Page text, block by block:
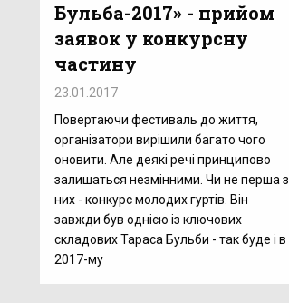
Бульба-2017» - прийом
заявок у конкурсну
частину
23.01.2017
Повертаючи фестиваль до життя,
організатори вирішили багато чого
оновити. Але деякі речі принципово
залишаться незмінними. Чи не перша з
них - конкурс молодих гуртів. Він
завжди був однією із ключових
складових Тараса Бульби - так буде і в
2017-му